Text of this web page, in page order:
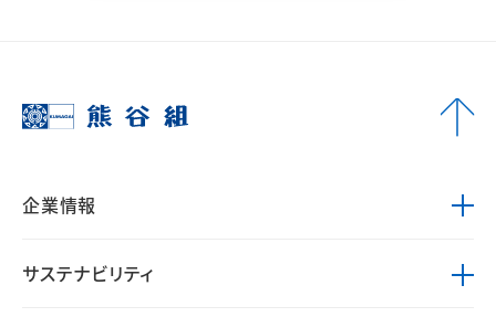
企業情報
サステナビリティ